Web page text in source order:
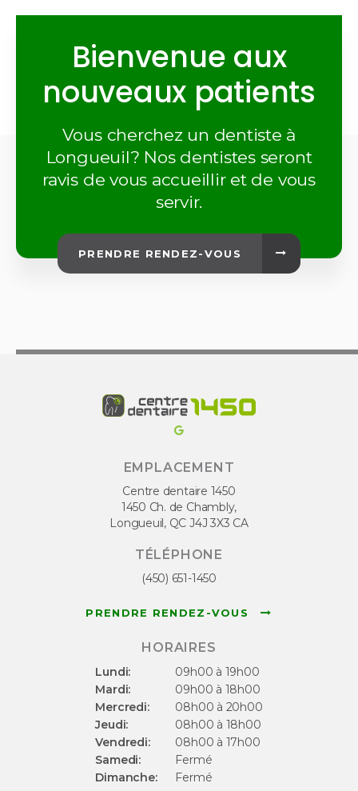
Bienvenue aux
nouveaux patients
Vous cherchez un dentiste à
Longueuil? Nos dentistes seront
ravis de vous accueillir et de vous
servir.
PRENDRE RENDEZ-VOUS
EMPLACEMENT
Centre dentaire 1450
1450 Ch. de Chambly
Longueuil QC J4J 3X3 CA
TÉLÉPHONE
(450) 651-1450
PRENDRE RENDEZ-VOUS
HORAIRES
Lundi:
09h00 à 19h00
Mardi:
09h00 à 18h00
Mercredi:
08h00 à 20h00
Jeudi:
08h00 à 18h00
Vendredi:
08h00 à 17h00
Samedi:
Fermé
Dimanche:
Fermé